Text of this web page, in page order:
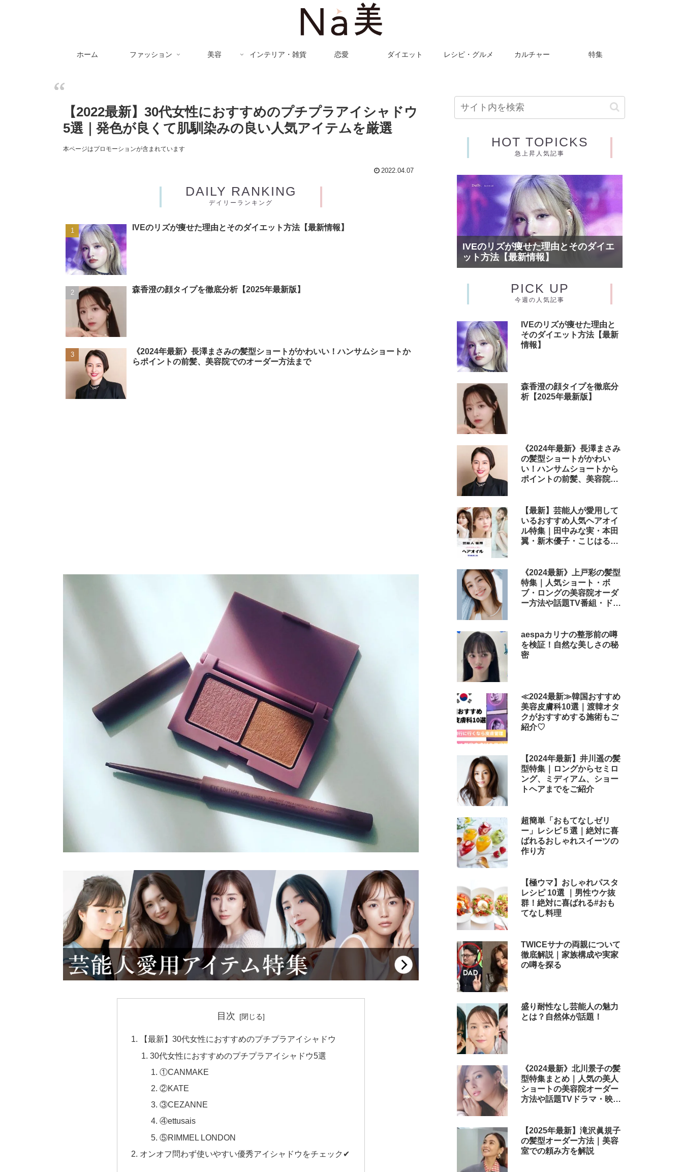
ホーム ファッション 美容 インテリア・雑貨 恋愛 ダイエット レシピ・グルメ カルチャー 特集
【2022最新】30代女性におすすめのプチプラアイシャドウ
5選｜発色が良くて肌馴染みの良い人気アイテムを厳選
本ページはプロモーションが含まれています
2022.04.07
DAILY RANKING
デイリーランキング
IVEのリズが痩せた理由とそのダイエット方法【最新情報】
森香澄の顔タイプを徹底分析【2025年最新版】
《2024年最新》長澤まさみの髪型ショートがかわいい！ハンサムショートか
らポイントの前髪、美容院でのオーダー方法まで
目次
【最新】30代女性におすすめのプチプラアイシャドウ
30代女性におすすめのプチプラアイシャドウ5選
①CANMAKE
②KATE
③CEZANNE
④ettusais
⑤RIMMEL LONDON
オンオフ問わず使いやすい優秀アイシャドウをチェック✔︎
HOT TOPICKS
急上昇人気記事
IVEのリズが痩せた理由とそのダイエ
ット方法【最新情報】
PICK UP
今週の人気記事
IVEのリズが痩せた理由と
そのダイエット方法【最新
情報】
森香澄の顔タイプを徹底分
析【2025年最新版】
《2024年最新》長澤まさみ
の髪型ショートがかわい
い！ハンサムショートから
ポイントの前髪、美容院で
【最新】芸能人が愛用して
いるおすすめ人気ヘアオイ
ル特集｜田中みな実・本田
翼・新木優子・こじはる・
テムまとめ
《2024最新》上戸彩の髪型
特集｜人気ショート・ボ
ブ・ロングの美容院オーダ
ー方法や話題TV番組・ドラ
aespaカリナの整形前の噂
を検証！自然な美しさの秘
密
≪2024最新≫韓国おすすめ
美容皮膚科10選｜渡韓オタ
クがおすすめする施術もご
紹介♡
【2024年最新】井川遥の髪
型特集｜ロングからセミロ
ング、ミディアム、ショー
トヘアまでをご紹介
超簡単「おもてなしゼリ
ー」レシピ５選｜絶対に喜
ばれるおしゃれスイーツの
作り方
【極ウマ】おしゃれパスタ
レシピ 10選 ｜男性ウケ抜
群！絶対に喜ばれる#おも
てなし料理
TWICEサナの両親について
徹底解説｜家族構成や実家
の噂を探る
盛り耐性なし芸能人の魅力
とは？自然体が話題！
《2024最新》北川景子の髪
型特集まとめ｜人気の美人
ショートの美容院オーダー
方法や話題TVドラマ・映画
【2025年最新】滝沢眞規子
の髪型オーダー方法｜美容
室での頼み方を解説